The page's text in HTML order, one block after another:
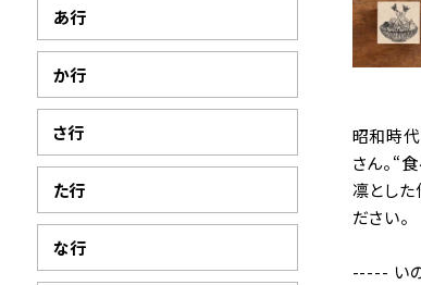
あ行
か行
さ行
た行
な行
昭和時代
さん。“
凛とした
ださい。
----- い